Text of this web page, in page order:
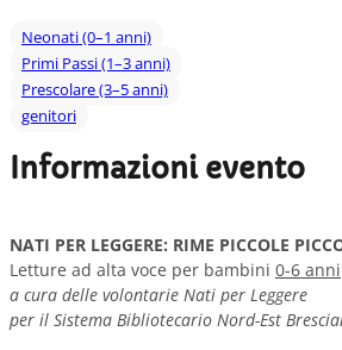
Neonati (0–1 anni)
Primi Passi (1–3 anni)
Prescolare (3–5 anni)
genitori
Informazioni evento
NATI PER LEGGERE: RIME PICCOLE
Letture ad alta voce per bambini 0-6 anni
a cura delle volontarie Nati per Leggere
per il Sistema Bibliotecario Nord-Est